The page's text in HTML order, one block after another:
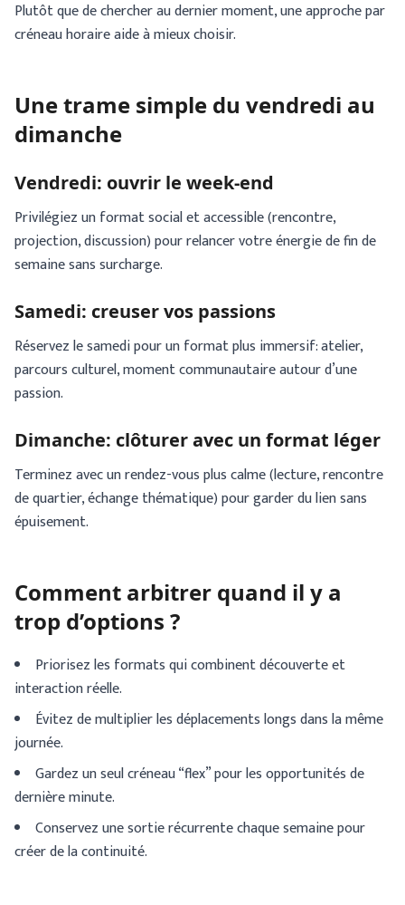
Plutôt que de chercher au dernier moment, une approche par
créneau horaire aide à mieux choisir.
Une trame simple du vendredi au
dimanche
Vendredi: ouvrir le week-end
Privilégiez un format social et accessible (rencontre,
projection, discussion) pour relancer votre énergie de fin de
semaine sans surcharge.
Samedi: creuser vos passions
Réservez le samedi pour un format plus immersif: atelier,
parcours culturel, moment communautaire autour d’une
passion.
Dimanche: clôturer avec un format léger
Terminez avec un rendez-vous plus calme (lecture, rencontre
de quartier, échange thématique) pour garder du lien sans
épuisement.
Comment arbitrer quand il y a
trop d’options ?
Priorisez les formats qui combinent découverte et
interaction réelle.
Évitez de multiplier les déplacements longs dans la même
journée.
Gardez un seul créneau “flex” pour les opportunités de
dernière minute.
Conservez une sortie récurrente chaque semaine pour
créer de la continuité.